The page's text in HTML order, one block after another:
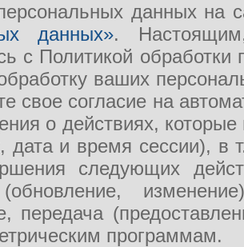
данных на
данных».
с Политикой
ваших
свое согласие на
о действиях,
дата и время сессии), в
следующих
передача
программам.